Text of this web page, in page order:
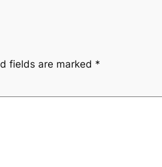
fields are marked *